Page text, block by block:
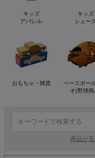
キッズ
アパレル
キッズ
シュー
おもちゃ・雑貨
ベースボー
オ(野球商
商品が